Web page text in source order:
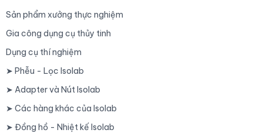
Sản phẩm xưởng thực nghiệm
Gia công dụng cụ thủy tinh
Dụng cụ thí nghiệm
➤ Phễu - Lọc Isolab
➤ Adapter và Nút Isolab
➤ Các hàng khác của Isolab
➤ Đồng hồ - Nhiệt kế Isolab